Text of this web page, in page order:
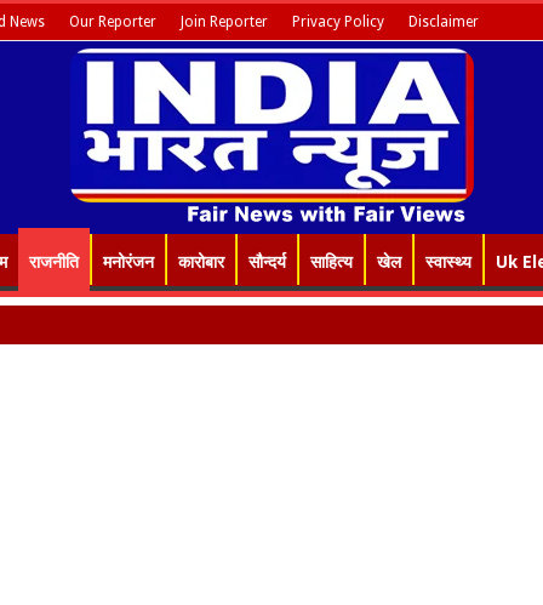
News Our Reporter Join Reporter Privacy Policy Disclaimer
राजनीति मनोरंजन कारोबार सौन्दर्य साहित्य खेल स्वास्थ्य Uk